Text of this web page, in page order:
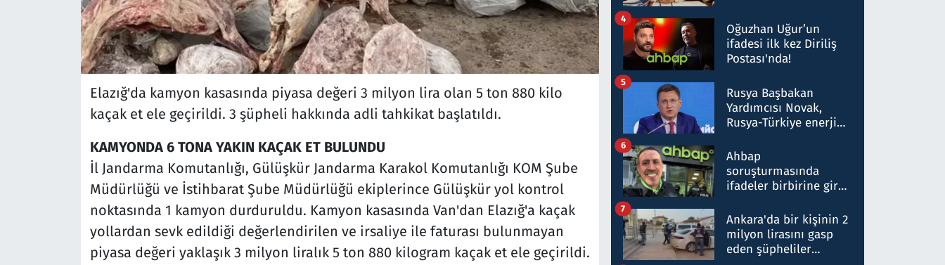
Elazığ'da kamyon kasasında piyasa değeri 3 milyon lira olan 5 ton 880 kilo
kaçak et ele geçirildi. 3 şüpheli hakkında adli tahkikat başlatıldı.
KAMYONDA 6 TONA YAKIN KAÇAK ET BULUNDU
İl Jandarma Komutanlığı, Gülüşkür Jandarma Karakol Komutanlığı KOM Şube
Müdürlüğü ve İstihbarat Şube Müdürlüğü ekiplerince Gülüşkür yol kontrol
noktasında 1 kamyon durduruldu. Kamyon kasasında Van'dan Elazığ'a kaçak
yollardan sevk edildiği değerlendirilen ve irsaliye ile faturası bulunmayan
piyasa değeri yaklaşık 3 milyon liralık 5 ton 880 kilogram kaçak et ele geçirildi.
Oğuzhan Uğur’un
ifadesi ilk kez Diriliş
Postası'nda!
4
Rusya Başbakan
Yardımcısı Novak,
Rusya-Türkiye enerji
nitelikte olduğunu
belirtti
5
Ahbap
soruşturmasında
ifadeler birbirine girdi:
ifadelerinden ortaya
çıkan tablo şok etti
6
Ankara'da bir kişinin 2
milyon lirasını gasp
eden şüpheliler
7